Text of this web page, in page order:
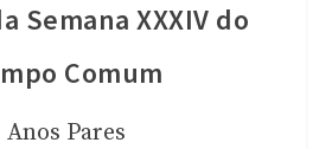
Semana XXXIV do
Comum
Anos Pares